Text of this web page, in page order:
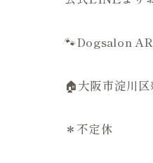
🐾Dogsalon
🏠大阪市淀川
＊不定休